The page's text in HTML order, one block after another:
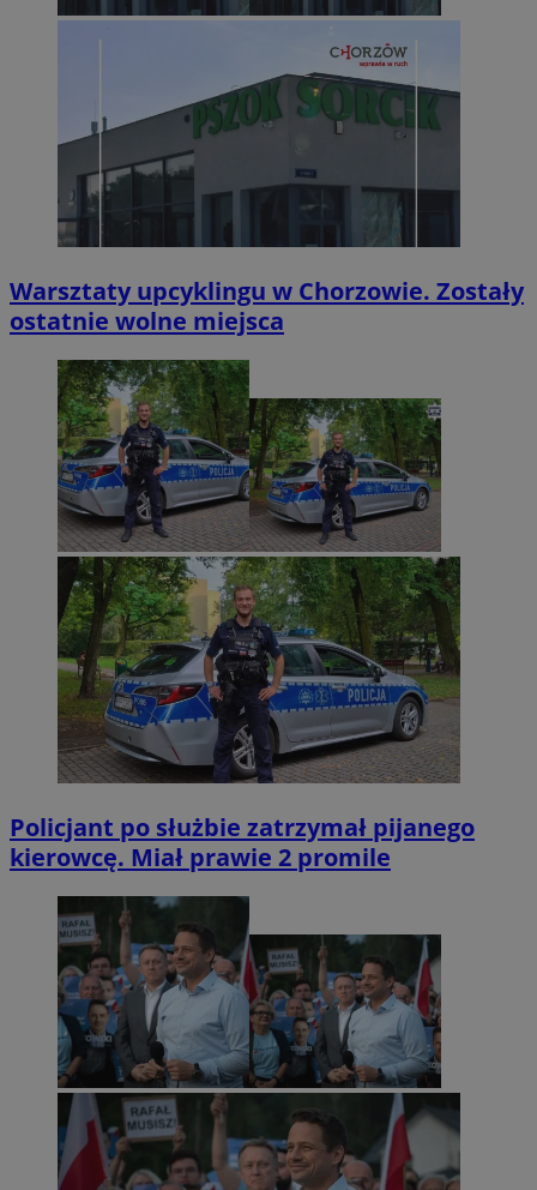
Warsztaty upcyklingu w Chorzowie. Zostały
ostatnie wolne miejsca
Policjant po służbie zatrzymał pijanego
kierowcę. Miał prawie 2 promile